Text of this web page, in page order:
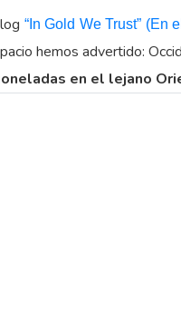
“In Gold We Trust” (En
hemos advertido:
en el lejano